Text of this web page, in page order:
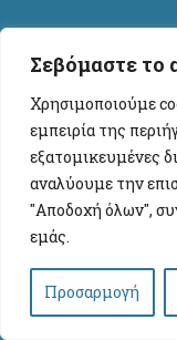
Σεβόμαστε το
Χρησιμοποιούμε
εμπειρία της
εξατομικευμένες
αναλύουμε την
"Αποδοχή όλων",
εμάς.
Προσαρμογή
Ασφάλεια